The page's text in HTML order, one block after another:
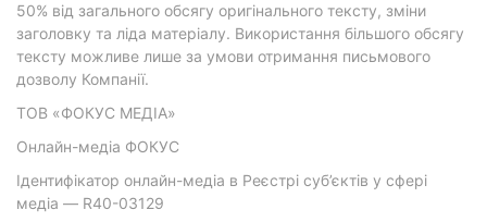
50% від загального обсягу оригінального тексту, зміни
заголовку та ліда матеріалу. Використання більшого обсягу
тексту можливе лише за умови отримання письмового
дозволу Компанії.
ТОВ «ФОКУС МЕДІА»
Онлайн-медіа ФОКУС
Ідентифікатор онлайн-медіа в Реєстрі суб’єктів у сфері
медіа — R40-03129